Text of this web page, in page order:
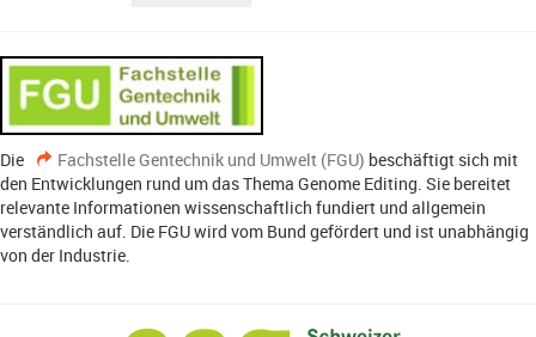
Die Fachstelle Gentechnik und Umwelt (FGU) beschäftigt sich mit
den Entwicklungen rund um das Thema Genome Editing. Sie bereitet
relevante Informationen wissenschaftlich fundiert und allgemein
verständlich auf. Die FGU wird vom Bund gefördert und ist unabhängig
von der Industrie.